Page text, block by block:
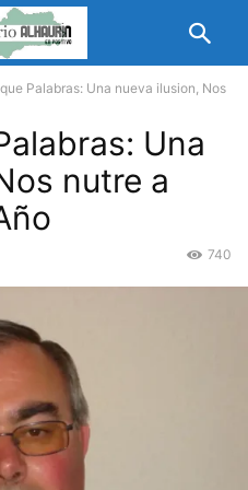
Palabras: Una nueva ilusion, Nos
Una
nutre a
740